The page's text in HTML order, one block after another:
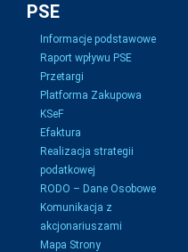
PSE
Informacje podstawowe
Raport wpływu PSE
Przetargi
Platforma Zakupowa
KSeF
Efaktura
Realizacja strategii
podatkowej
RODO – Dane Osobowe
Komunikacja z
akcjonariuszami
Mapa Strony